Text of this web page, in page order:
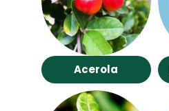
Acerola